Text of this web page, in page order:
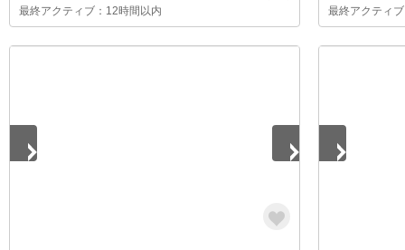
最終アクティブ：12時間以内 最終アクティ